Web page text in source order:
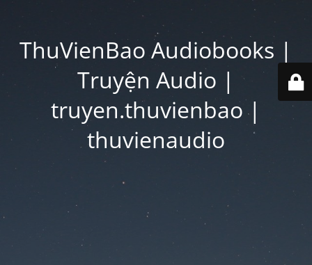
ThuVienBao Audiobooks |
Truyện Audio |
truyen.thuvienbao |
thuvienaudio